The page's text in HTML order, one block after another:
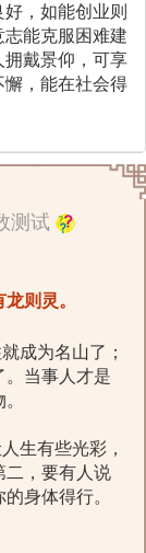
，如能创业则
能克服困难建
拥戴景仰，可享
，能在社会得
测试
则灵。
成为名山了；
。当事人才是
生有些光彩，
二，要有人说
身体得行。